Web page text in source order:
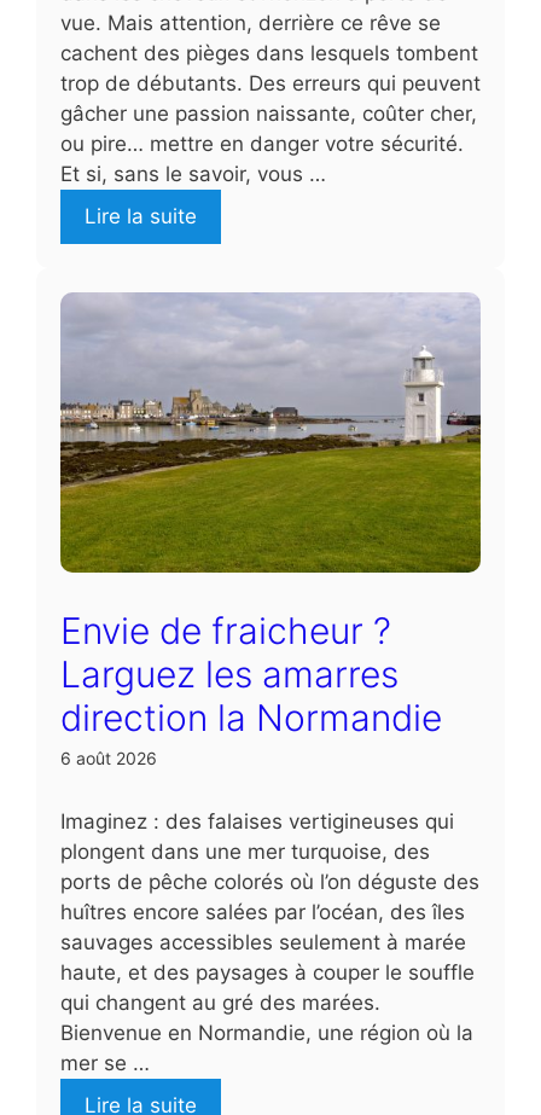
vue. Mais attention, derrière ce rêve se
cachent des pièges dans lesquels tombent
trop de débutants. Des erreurs qui peuvent
gâcher une passion naissante, coûter cher,
ou pire… mettre en danger votre sécurité.
Et si, sans le savoir, vous …
Lire la suite
Envie de fraicheur ?
Larguez les amarres
direction la Normandie
6 août 2026
Imaginez : des falaises vertigineuses qui
plongent dans une mer turquoise, des
ports de pêche colorés où l’on déguste des
huîtres encore salées par l’océan, des îles
sauvages accessibles seulement à marée
haute, et des paysages à couper le souffle
qui changent au gré des marées.
Bienvenue en Normandie, une région où la
mer se …
Lire la suite